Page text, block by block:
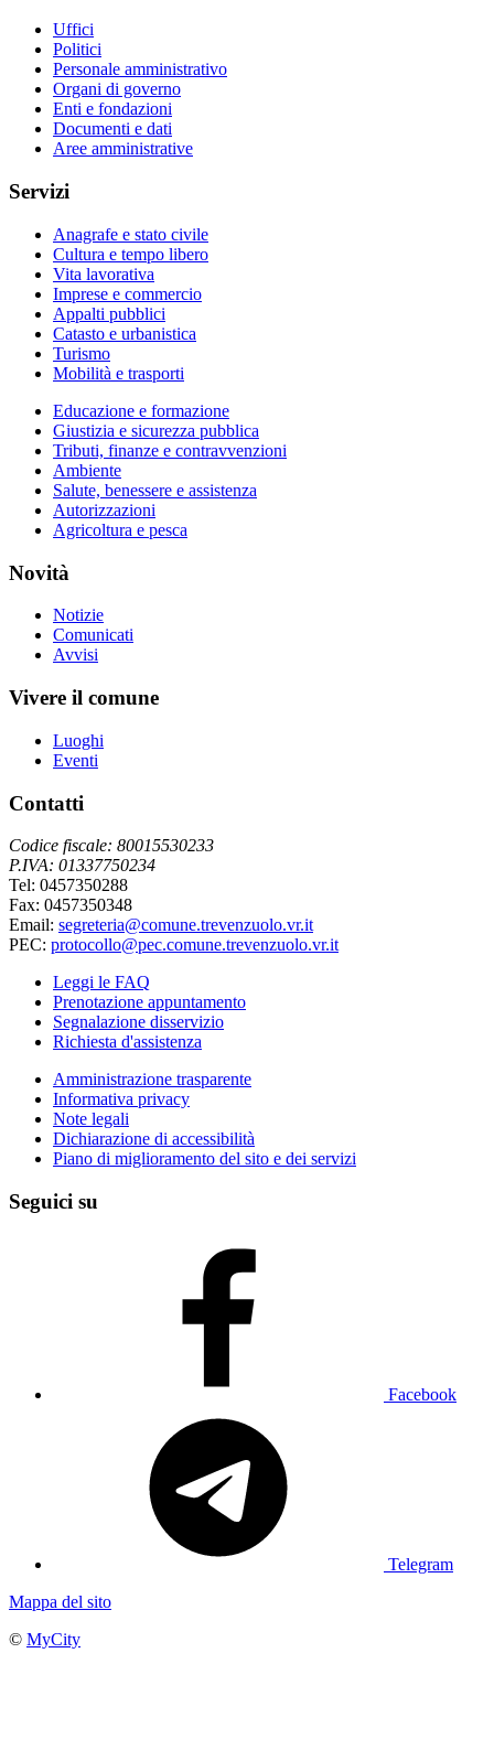
Uffici
Politici
Personale amministrativo
Organi di governo
Enti e fondazioni
Documenti e dati
Aree amministrative
Servizi
Anagrafe e stato civile
Cultura e tempo libero
Vita lavorativa
Imprese e commercio
Appalti pubblici
Catasto e urbanistica
Turismo
Mobilità e trasporti
Educazione e formazione
Giustizia e sicurezza pubblica
Tributi, finanze e contravvenzioni
Ambiente
Salute, benessere e assistenza
Autorizzazioni
Agricoltura e pesca
Novità
Notizie
Comunicati
Avvisi
Vivere il comune
Luoghi
Eventi
Contatti
Codice fiscale: 80015530233
P.IVA: 01337750234
Tel: 0457350288
Fax: 0457350348
Email: segreteria@comune.trevenzuolo.vr.it
PEC: protocollo@pec.comune.trevenzuolo.vr.it
Leggi le FAQ
Prenotazione appuntamento
Segnalazione disservizio
Richiesta d'assistenza
Amministrazione trasparente
Informativa privacy
Note legali
Dichiarazione di accessibilità
Piano di miglioramento del sito e dei servizi
Seguici su
Facebook
Telegram
Mappa del sito
© MyCity